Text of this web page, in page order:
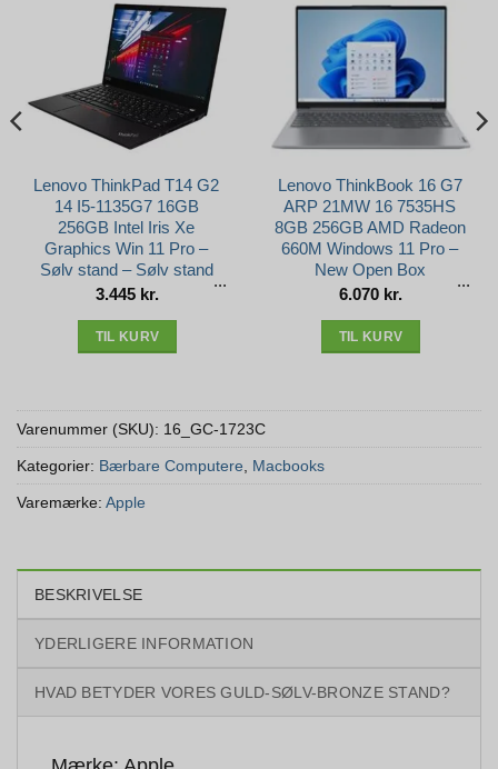
Lenovo ThinkPad T14 G2
14 I5-1135G7 16GB
256GB Intel Iris Xe
Graphics Win 11 Pro –
Sølv stand – Sølv stand
3.445 kr.
TIL KURV
Lenovo ThinkBook 16 G7
ARP 21MW 16 7535HS
8GB 256GB AMD Radeon
660M Windows 11 Pro –
New Open Box
6.070 kr.
TIL KURV
Varenummer (SKU): 16_GC-1723C
Kategorier: Bærbare Computere Macbooks
Varemærke: Apple
BESKRIVELSE
YDERLIGERE INFORMATION
HVAD BETYDER VORES GULD-SØLV-BRONZE STAND?